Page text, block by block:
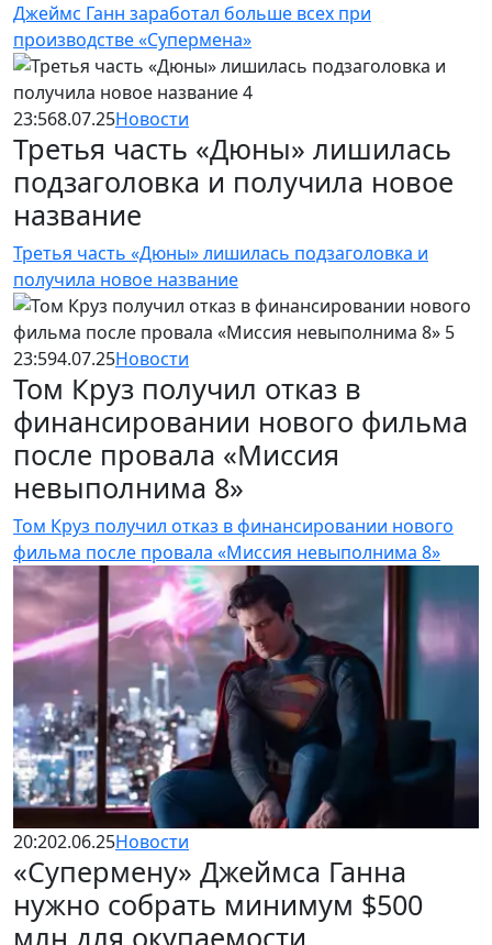
Джеймс Ганн заработал больше всех при
производстве «Супермена»
23:568.07.25Новости
Третья часть «Дюны» лишилась
подзаголовка и получила новое
название
Третья часть «Дюны» лишилась подзаголовка и
получила новое название
23:594.07.25Новости
Том Круз получил отказ в
финансировании нового фильма
после провала «Миссия
невыполнима 8»
Том Круз получил отказ в финансировании нового
фильма после провала «Миссия невыполнима 8»
20:202.06.25Новости
«Супермену» Джеймса Ганна
нужно собрать минимум $500
млн для окупаемости